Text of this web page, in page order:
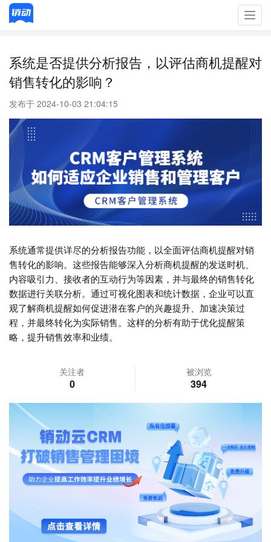
系统是否提供分析报告，以评估商机提醒对
销售转化的影响？
发布于 2024-10-03 21:04:15
系统通常提供详尽的分析报告功能，以全面评估商机提醒对销
售转化的影响。这些报告能够深入分析商机提醒的发送时机、
内容吸引力、接收者的互动行为等因素，并与最终的销售转化
数据进行关联分析。通过可视化图表和统计数据，企业可以直
观了解商机提醒如何促进潜在客户的兴趣提升、加速决策过
程，并最终转化为实际销售。这样的分析有助于优化提醒策
略，提升销售效率和业绩。
关注者
0
被浏览
394